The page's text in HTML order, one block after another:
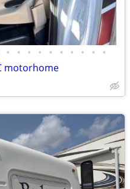
• • • • • • • • • •
motorhome